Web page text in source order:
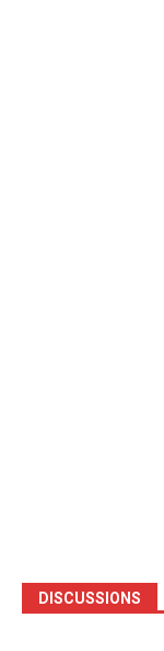
DISCUSSIONS